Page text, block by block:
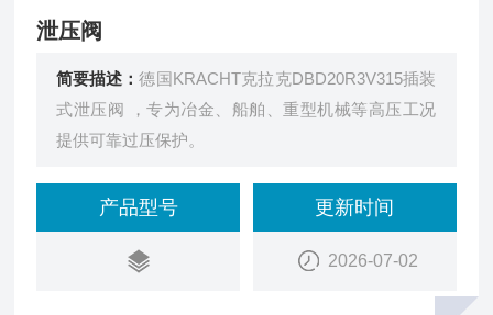
泄压阀
简要描述：德国KRACHT克拉克DBD20R3V315插装
式泄压阀 ，专为冶金、船舶、重型机械等高压工况
提供可靠过压保护。
产品型号 更新时间
2026-07-02